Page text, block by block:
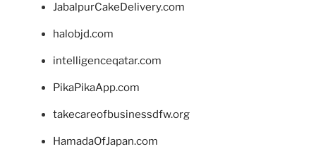
JabalpurCakeDelivery.com
halobjd.com
intelligenceqatar.com
PikaPikaApp.com
takecareofbusinessdfw.org
HamadaOfJapan.com